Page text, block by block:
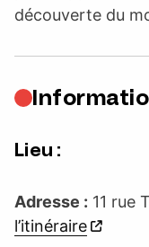
découverte du
Lieu :
Adresse : 11 rue
l’itinéraire